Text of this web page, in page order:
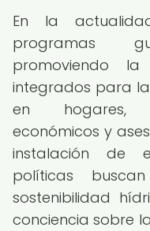
En la
programas
promoviendo
integrados para
en hogares,
económicos y
instalación de
políticas
sostenibilidad
conciencia sobre